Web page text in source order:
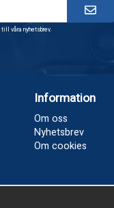
våra nyhetsbrev.
Information
Om oss
Nyhetsbrev
Om cookies